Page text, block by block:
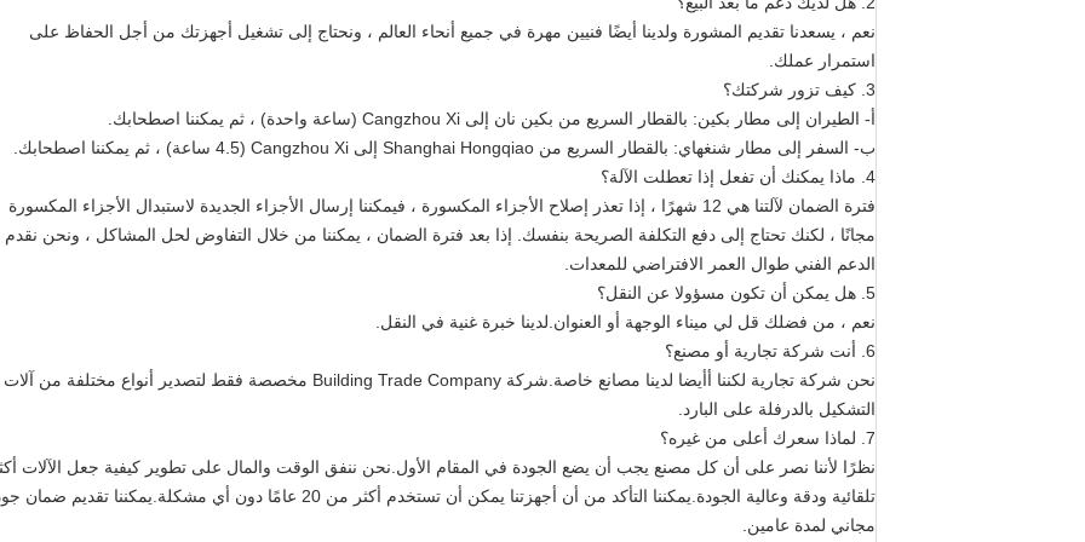
نعم ، يسعدنا تقديم المشورة ولدينا أيضًا فنيين مهرة في جميع أنحاء العالم ، ونحتاج إلى تشغيل أجهزتك من أجل الحفاظ على
استمرار عملك.
3. كيف تزور شركتك؟
أ- الطيران إلى مطار بكين: بالقطار السريع من بكين نان إلى Cangzhou Xi (ساعة واحدة) ، ثم يمكننا اصطحابك.
ب- السفر إلى مطار شنغهاي: بالقطار السريع من Shanghai Hongqiao إلى Cangzhou Xi (4.5 ساعة) ، ثم يمكننا اصطحابك.
4. ماذا يمكنك أن تفعل إذا تعطلت الآلة؟
فترة الضمان لآلتنا هي 12 شهرًا ، إذا تعذر إصلاح الأجزاء المكسورة ، فيمكننا إرسال الأجزاء الجديدة لاستبدال الأجزاء المكسورة
مجانًا ، لكنك تحتاج إلى دفع التكلفة الصريحة بنفسك. إذا بعد فترة الضمان ، يمكننا من خلال التفاوض لحل المشاكل ، ونحن نقدم
الدعم الفني طوال العمر الافتراضي للمعدات.
5. هل يمكن أن تكون مسؤولا عن النقل؟
نعم ، من فضلك قل لي ميناء الوجهة أو العنوان.لدينا خبرة غنية في النقل.
6. أنت شركة تجارية أو مصنع؟
نحن شركة تجارية لكننا أ
أيضا لدينا مصانع خاصة.شركة Building Trade Company مخصصة فقط لتصدير أنواع مختلفة من آلات
التشكيل بالدرفلة على البارد.
7. لماذا سعرك أعلى من غيره؟
نظرًا لأننا نصر على أن كل مصنع يجب أن يضع الجودة في المقام الأول.نحن ننفق الوقت والمال على تطوير كيفية جعل الآلات
تلقائية ودقة وعالية الجودة.يمكننا التأكد من أن أجهزتنا يمكن أن تستخدم أكثر من 20 عامًا دون أي مشكلة.يمكننا تقديم
مجاني لمدة عامين.